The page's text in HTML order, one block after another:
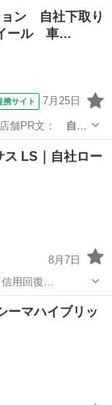
ョン 自社下取り
ール 車…
携サイト 7月25日
舗PR文： 自社
ス LS｜自社ロー
8月7日
信用回復…
ーマハイブリッ